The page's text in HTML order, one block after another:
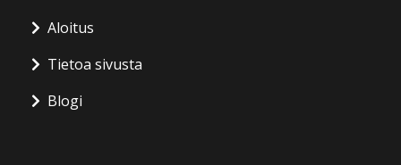
Aloitus
Tietoa sivusta
Blogi